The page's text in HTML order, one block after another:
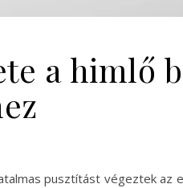
a himlő
pusztítást végeztek az